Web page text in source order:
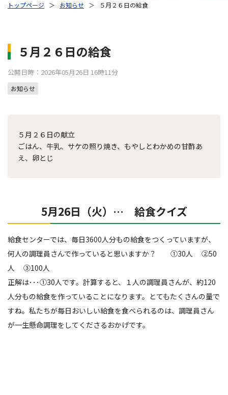
トップページ ＞ お知らせ ＞ ５月２６日の給食
５月２６日の給食
公開日時：2026年05月26日 16時11分
お知らせ
５月２６日の献立
ごはん、牛乳、サケの照り焼き、もやしとわかめの甘酢あ
え、卵とじ
5月26日（火）… 給食クイズ
給食センターでは、毎日3600人分もの給食をつくっていますが、
何人の調理員さんで作っていると思いますか？ ➀30人 ➁50
人 ➂100人
正解は･･･➀30人です。計算すると、１人の調理員さんが、約120
人分もの給食を作っていることになります。とてもたくさんの量で
すね。私たちが毎日おいしい給食を食べられるのは、調理員さん
が一生懸命調理をしてくださるおかげです。